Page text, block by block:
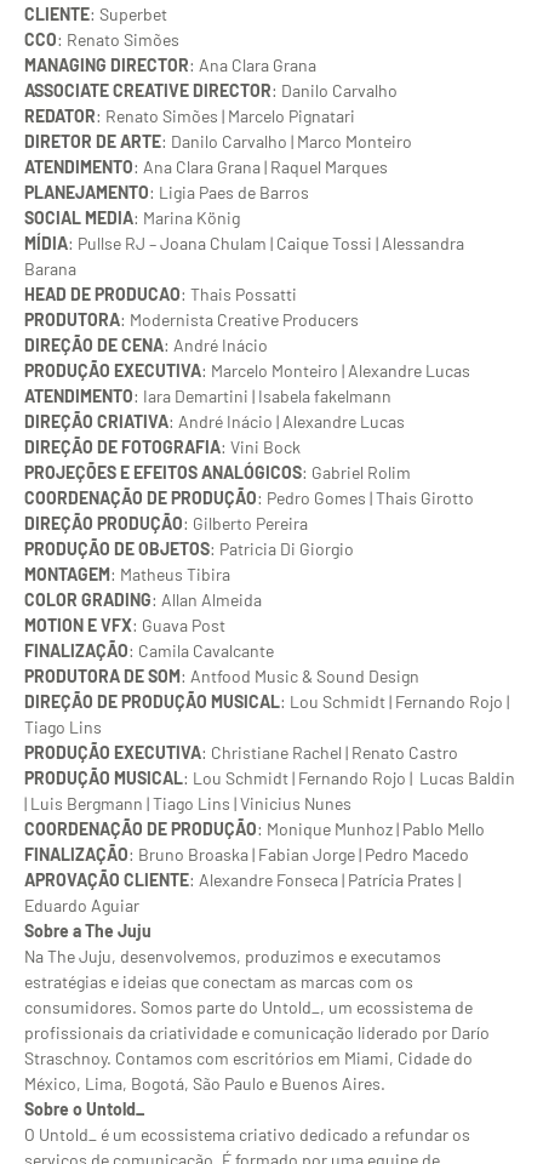
CLIENTE: Superbet
CCO: Renato Simões
MANAGING DIRECTOR: Ana Clara Grana
ASSOCIATE CREATIVE DIRECTOR: Danilo Carvalho
REDATOR: Renato Simões | Marcelo Pignatari
DIRETOR DE ARTE: Danilo Carvalho | Marco Monteiro
ATENDIMENTO: Ana Clara Grana | Raquel Marques
PLANEJAMENTO: Ligia Paes de Barros
SOCIAL MEDIA: Marina König
MÍDIA: Pullse RJ – Joana Chulam | Caique Tossi | Alessandra
Barana
HEAD DE PRODUCAO: Thais Possatti
PRODUTORA: Modernista Creative Producers
DIREÇÃO DE CENA: André Inácio
PRODUÇÃO EXECUTIVA: Marcelo Monteiro | Alexandre Lucas
ATENDIMENTO: Iara Demartini | Isabela fakelmann
DIREÇÃO CRIATIVA: André Inácio | Alexandre Lucas
DIREÇÃO DE FOTOGRAFIA: Vini Bock
PROJEÇÕES E EFEITOS ANALÓGICOS: Gabriel Rolim
COORDENAÇÃO DE PRODUÇÃO: Pedro Gomes | Thais Girotto
DIREÇÃO PRODUÇÃO: Gilberto Pereira
PRODUÇÃO DE OBJETOS: Patricia Di Giorgio
MONTAGEM: Matheus Tibira
COLOR GRADING: Allan Almeida
MOTION E VFX: Guava Post
FINALIZAÇÃO: Camila Cavalcante
PRODUTORA DE SOM: Antfood Music & Sound Design
DIREÇÃO DE PRODUÇÃO MUSICAL: Lou Schmidt | Fernando Rojo |
Tiago Lins
PRODUÇÃO EXECUTIVA: Christiane Rachel | Renato Castro
PRODUÇÃO MUSICAL: Lou Schmidt | Fernando Rojo | Lucas Baldin
| Luis Bergmann | Tiago Lins | Vinicius Nunes
COORDENAÇÃO DE PRODUÇÃO: Monique Munhoz | Pablo Mello
FINALIZAÇÃO: Bruno Broaska | Fabian Jorge | Pedro Macedo
APROVAÇÃO CLIENTE: Alexandre Fonseca | Patrícia Prates |
Eduardo Aguiar
Sobre a The Juju
Na The Juju, desenvolvemos, produzimos e executamos
estratégias e ideias que conectam as marcas com os
consumidores. Somos parte do Untold_, um ecossistema de
profissionais da criatividade e comunicação liderado por Darío
Straschnoy. Contamos com escritórios em Miami, Cidade do
México, Lima, Bogotá, São Paulo e Buenos Aires.
Sobre o Untold_
O Untold_ é um ecossistema criativo dedicado a refundar os
serviços de comunicação. É formado por uma equipe de